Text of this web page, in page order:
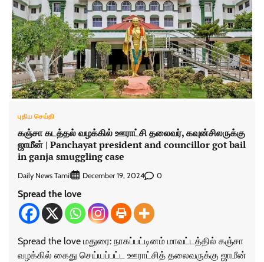
புதிய செய்தி
கஞ்சா கடத்தல் வழக்கில் ஊராட்சி தலைவர், கவுன்சிலருக்கு
ஜாமீன் | Panchayat president and councillor got bail
in ganja smuggling case
Daily News Tamil December 19, 2024 0
Spread the love
Spread the love மதுரை: நாகப்பட்டினம் மாவட்டத்தில் கஞ்சா
வழக்கில் கைது செய்யப்பட்ட ஊராட்சித் தலைவருக்கு ஜாமீன்